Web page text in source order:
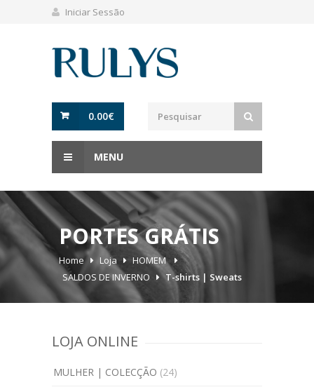
Iniciar Sessão
0.00€
MENU
PORTES GRÁTIS
Home Loja
HOMEM
SALDOS DE INVERNO
T-shirts | Sweats
LOJA ONLINE
MULHER | COLECÇÃO (24)